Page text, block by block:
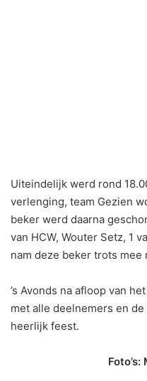
Uiteindelijk werd rond
verlenging, team Gezien
beker werd daarna
van HCW, Wouter Setz, 1
nam deze beker trots mee
’s Avonds na afloop van
met alle deelnemers en
heerlijk feest.